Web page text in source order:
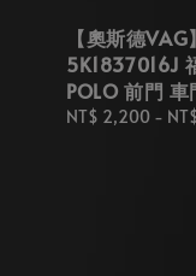
【奧斯德
5K1837016J
POLO 前門
Regular
NT$ 2,200 -